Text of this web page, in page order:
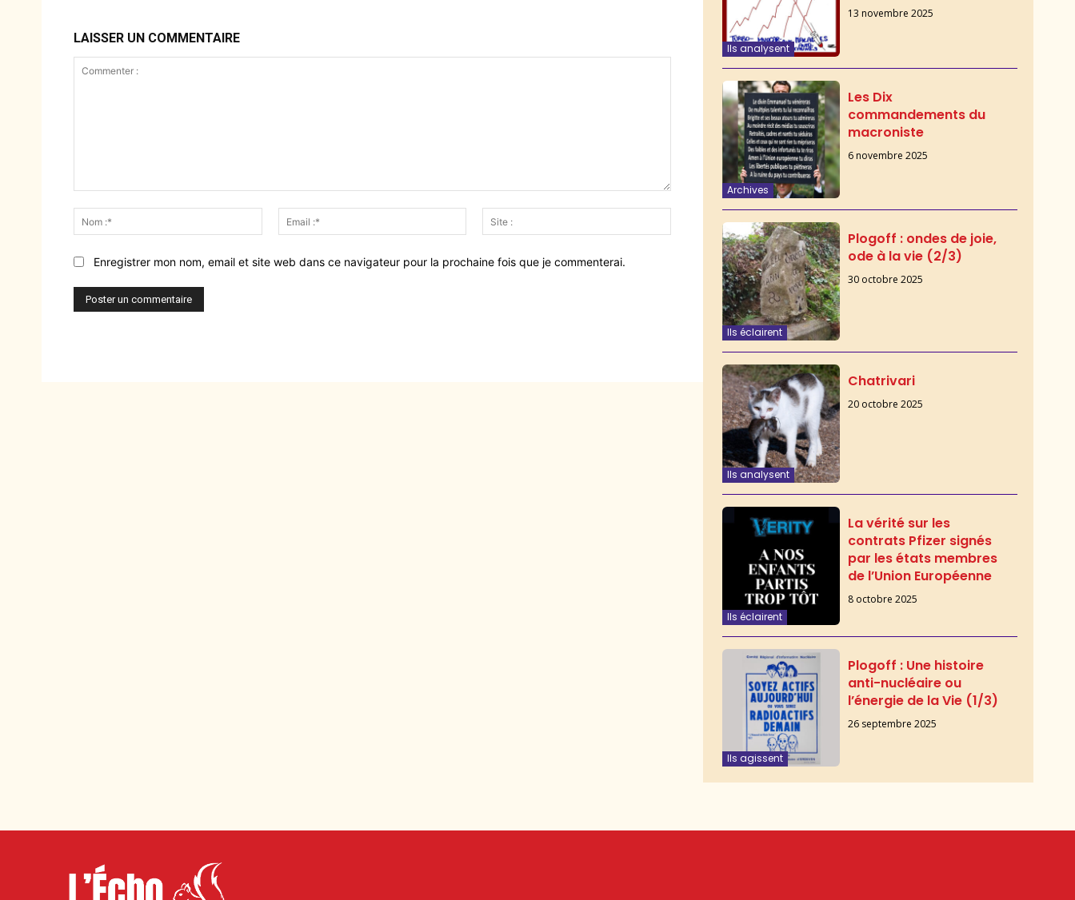
LAISSER UN COMMENTAIRE
:*
Email
:*
:
Enregistrer mon nom, email et site web dans ce navigateur pour la prochaine fois que je commenterai.
Ils analysent
13 novembre 2025
Archives
Les Dix
commandements du
macroniste
6 novembre 2025
Ils éclairent
Plogoff : ondes de joie,
ode à la vie (2/3)
30 octobre 2025
Ils analysent
Chatrivari
20 octobre 2025
Ils éclairent
La vérité sur les
contrats Pfizer signés
par les états membres
de l’Union Européenne
8 octobre 2025
Ils agissent
Plogoff : Une histoire
anti-nucléaire ou
l’énergie de la Vie (1/3)
26 septembre 2025